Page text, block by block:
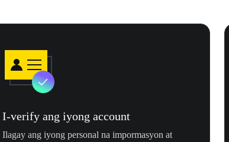
I-verify ang iyong account
Ilagay ang iyong personal na impormasyon at